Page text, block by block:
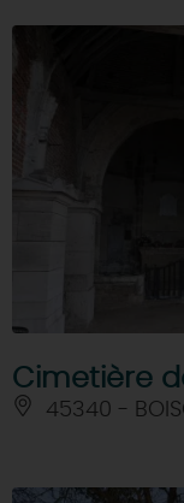
Cimetière
45340 -